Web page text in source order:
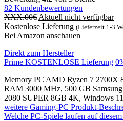
82 Kundenbewertungen
XXX.00€ Aktuell nicht verfügbar
Kostenlose Lieferung (Lieferzeit 1-3
Bei Amazon anschauen
Direkt zum Hersteller
Prime KOSTENLOSE Lieferung
Memory PC AMD Ryzen 7 2700X
RAM 3000 MHz, 500 GB
2080 SUPER 8GB 4K, Windows
weitere Gaming-PC Produkt-
Welche PC-Spiele laufen auf